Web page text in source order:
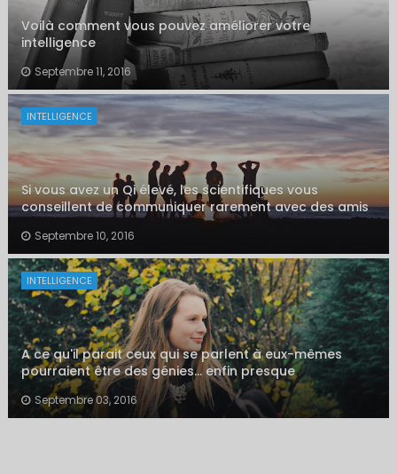
Voilà comment vous pouvez améliorer votre
intelligence
Septembre 11, 2016
INTELLIGENCE
Si vous avez un Qi élevé, les scientifiques vous
conseillent de communiquer rarement avec des amis
Septembre 10, 2016
INTELLIGENCE
A ce qu'il parait ceux qui se parlent à eux-mêmes
pourraient être des génies... enfin presque
Septembre 03, 2016